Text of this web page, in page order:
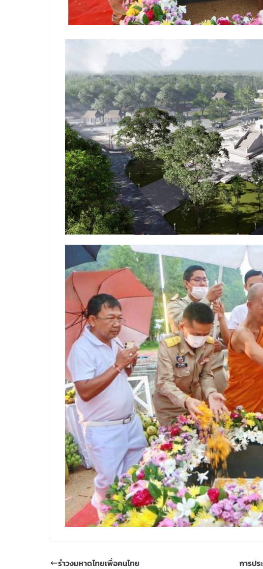
รำวงมหาดไทยเพื่อคนไทย การป